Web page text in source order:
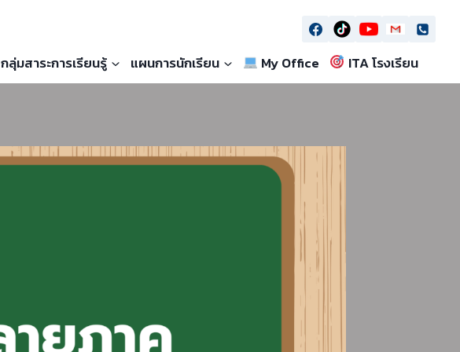
กลุ่มสาระการเรียนรู้ แผนการนักเรียน My Office ITA โรงเรียน